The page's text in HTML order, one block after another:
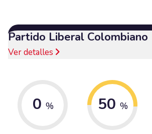
Partido Liberal Colombiano
Ver detalles
0 % 50 %